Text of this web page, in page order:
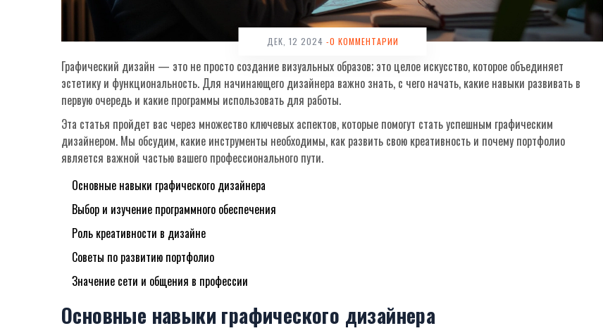
ДЕК, 12 2024 -0 КОММЕНТАРИИ
Графический дизайн — это не просто создание визуальных образов; это целое искусство, которое объединяет
эстетику и функциональность. Для начинающего дизайнера важно знать, с чего начать, какие навыки развивать в
первую очередь и какие программы использовать для работы.
Эта статья пройдет вас через множество ключевых аспектов, которые помогут стать успешным графическим
дизайнером. Мы обсудим, какие инструменты необходимы, как развить свою креативность и почему портфолио
является важной частью вашего профессионального пути.
Основные навыки графического дизайнера
Выбор и изучение программного обеспечения
Роль креативности в дизайне
Советы по развитию портфолио
Значение сети и общения в профессии
Основные навыки графического дизайнера